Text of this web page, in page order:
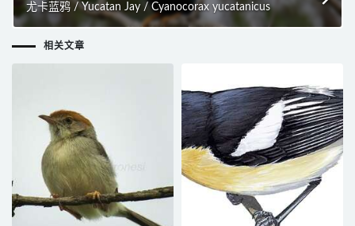
尤卡蓝鸦 / Yucatan Jay / Cyanocorax yucatanicus
相关文章